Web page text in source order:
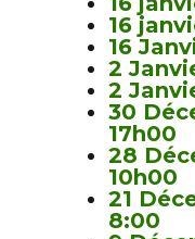
16
16
2
2
30
17h00
28
10h00
21
8:00